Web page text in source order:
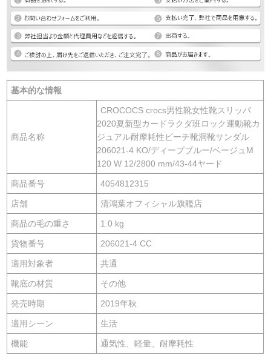
基本的な情報
商品名称
CROCOCS crocs男性靴女性靴スリッパ
2020夏新型カードラクダ班ロック運動靴カ
ジュアル耐摩耗性ビーチ靴洞靴サンダル
206021-4 KO/ディープブルー/ベージュM
120 W 12/2800 mm/43-44ヤード
商品番号 4054812315
店舗 清鴻葉オフィシャル旗艦店
商品の毛の重さ 1.0 kg
貨物番号 206021-4 CC
適用対象者 共通
靴底の材質 その他
発売時期 2019年秋
適用シーン 生活
機能 通気性、軽量、耐摩耗性